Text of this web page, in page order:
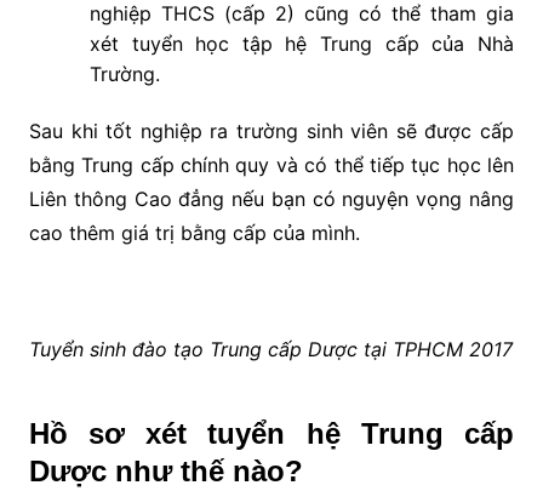
nghiệp THCS (cấp 2) cũng có thể tham gia
xét tuyển học tập hệ Trung cấp của Nhà
Trường.
Sau khi tốt nghiệp ra trường sinh viên sẽ được cấp
bằng Trung cấp chính quy và có thể tiếp tục học lên
Liên thông Cao đẳng nếu bạn có nguyện vọng nâng
cao thêm giá trị bằng cấp của mình.
Tuyển sinh đào tạo Trung cấp Dược tại TPHCM 2017
Hồ sơ xét tuyển hệ Trung cấp
Dược như thế nào?